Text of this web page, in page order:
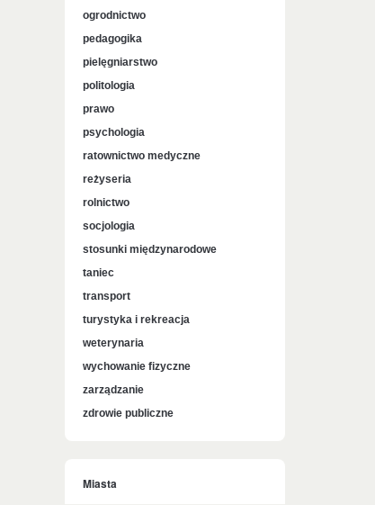
ogrodnictwo
pedagogika
pielęgniarstwo
politologia
prawo
psychologia
ratownictwo medyczne
reżyseria
rolnictwo
socjologia
stosunki międzynarodowe
taniec
transport
turystyka i rekreacja
weterynaria
wychowanie fizyczne
zarządzanie
zdrowie publiczne
Miasta